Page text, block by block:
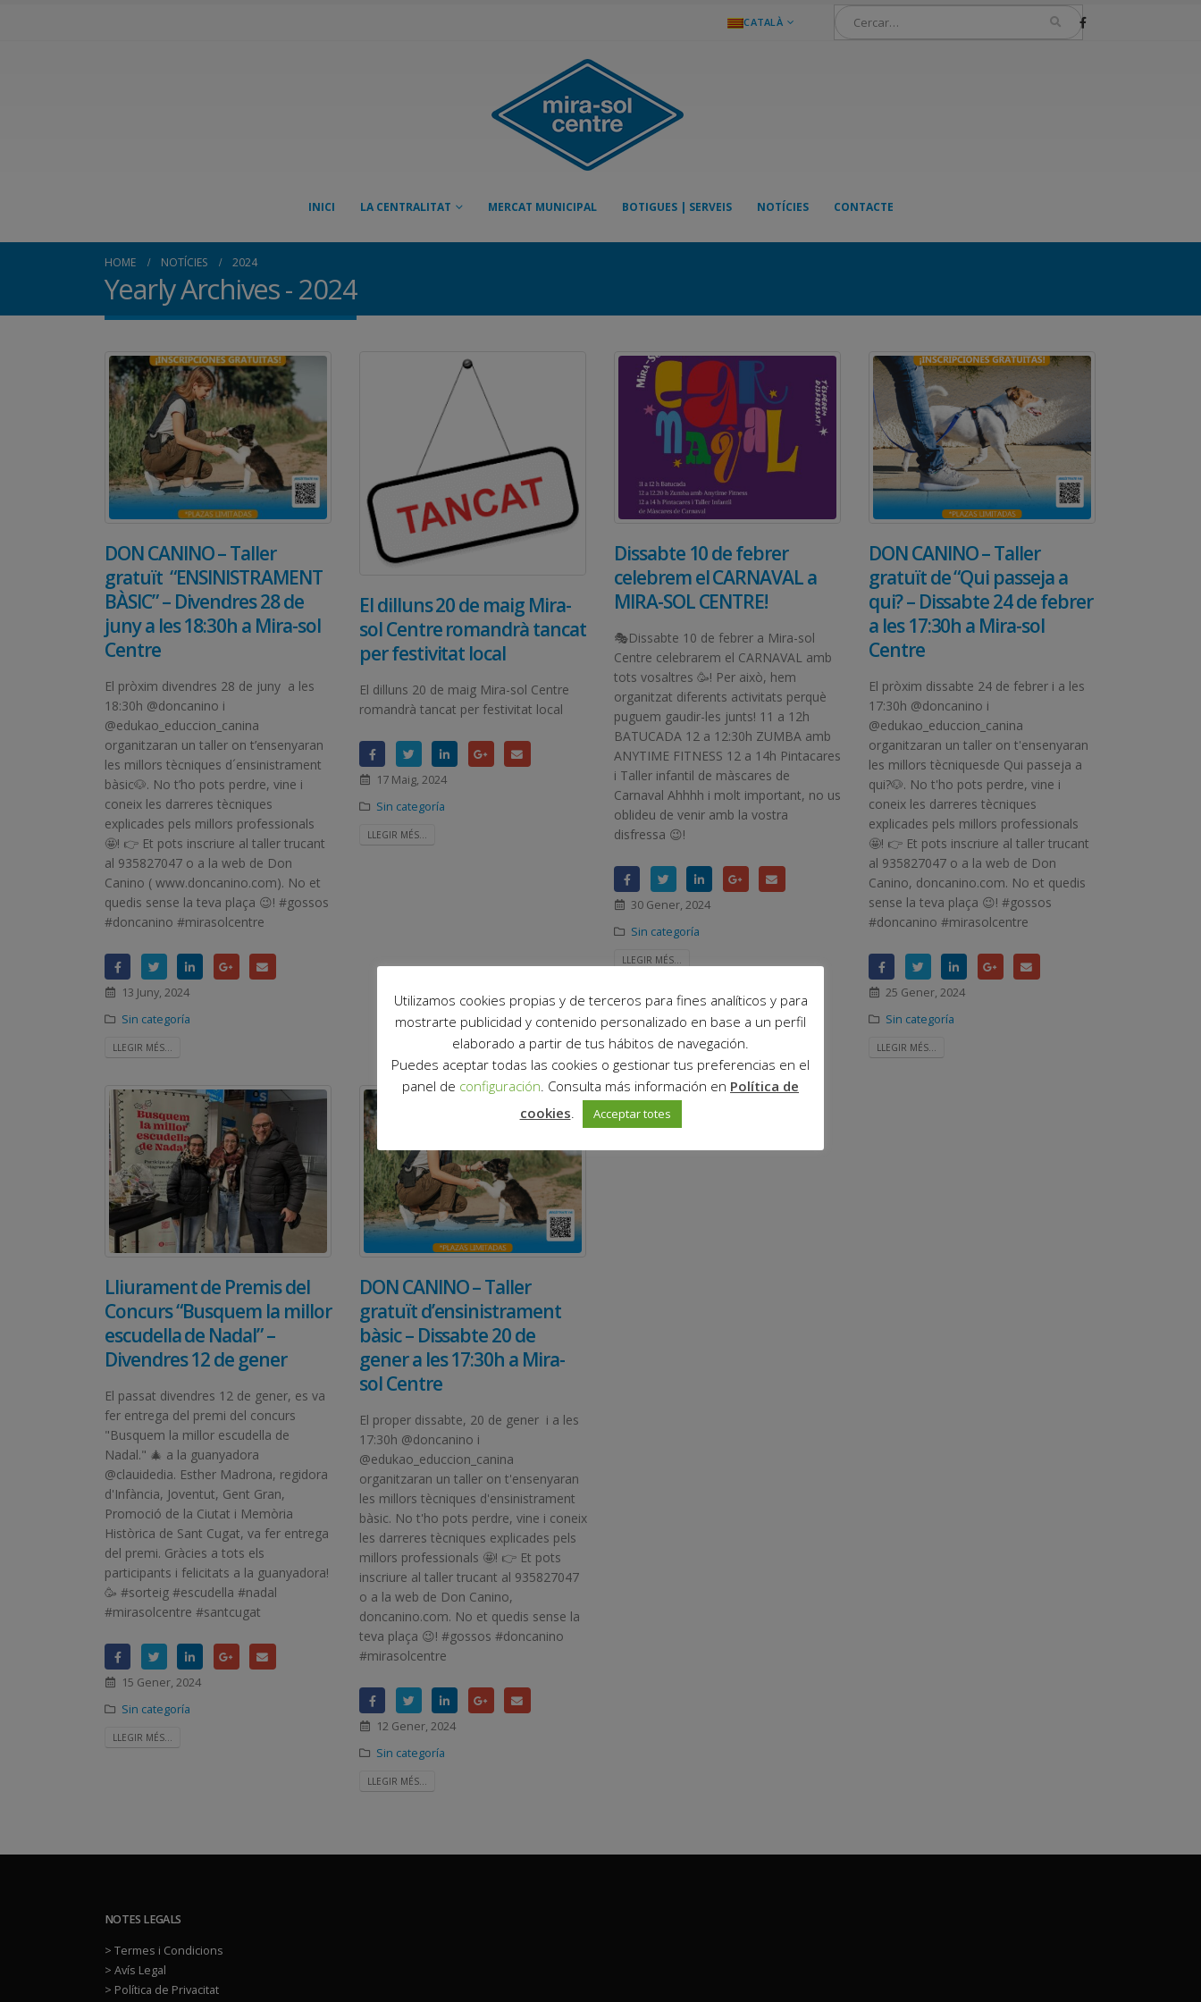
CATALÀ
INICI LA CENTRALITAT MERCAT MUNICIPAL BOTIGUES | SERVEIS NOTÍCIES CONTACTE
HOME NOTÍCIES 2024
Yearly Archives - 2024
DON CANINO – Taller
gratuït “ENSINISTRAMENT
BÀSIC” – Divendres 28 de
juny a les 18:30h a Mira-sol
Centre
El pròxim divendres 28 de juny a les
18:30h @doncanino i
@edukao_educcion_canina
organitzaran un taller on t’ensenyaran
les millors tècniques d´ensinistrament
bàsic🐶. No t’ho pots perdre, vine i
coneix les darreres tècniques
explicades pels millors professionals
🤩! 👉 Et pots inscriure al taller trucant
al 935827047 o a la web de Don
Canino ( www.doncanino.com). No et
quedis sense la teva plaça 😉! #gossos
#doncanino #mirasolcentre
13 Juny, 2024
Sin categoría
LLEGIR MÉS...
El dilluns 20 de maig Mira-
sol Centre romandrà tancat
per festivitat local
El dilluns 20 de maig Mira-sol Centre
romandrà tancat per festivitat local
17 Maig, 2024
Sin categoría
LLEGIR MÉS...
Dissabte 10 de febrer
celebrem el CARNAVAL a
MIRA-SOL CENTRE!
🎭Dissabte 10 de febrer a Mira-sol
Centre celebrarem el CARNAVAL amb
tots vosaltres 🥳! Per això, hem
organitzat diferents activitats perquè
puguem gaudir-les junts! 11 a 12h
BATUCADA 12 a 12:30h ZUMBA amb
ANYTIME FITNESS 12 a 14h Pintacares
i Taller infantil de màscares de
Carnaval Ahhhh i molt important, no us
oblideu de venir amb la vostra
disfressa 😉!
30 Gener, 2024
Sin categoría
LLEGIR MÉS...
DON CANINO – Taller
gratuït de “Qui passeja a
qui? – Dissabte 24 de febrer
a les 17:30h a Mira-sol
Centre
El pròxim dissabte 24 de febrer i a les
17:30h @doncanino i
@edukao_educcion_canina
organitzaran un taller on t'ensenyaran
les millors tècniquesde Qui passeja a
qui?🐶. No t'ho pots perdre, vine i
coneix les darreres tècniques
explicades pels millors professionals
🤩! 👉 Et pots inscriure al taller trucant
al 935827047 o a la web de Don
Canino, doncanino.com. No et quedis
sense la teva plaça 😉! #gossos
#doncanino #mirasolcentre
25 Gener, 2024
Sin categoría
LLEGIR MÉS...
Lliurament de Premis del
Concurs “Busquem la millor
escudella de Nadal” –
Divendres 12 de gener
El passat divendres 12 de gener, es va
fer entrega del premi del concurs
"Busquem la millor escudella de
Nadal." 🎄 a la guanyadora
@clauidedia. Esther Madrona, regidora
d'Infància, Joventut, Gent Gran,
Promoció de la Ciutat i Memòria
Històrica de Sant Cugat, va fer entrega
del premi. Gràcies a tots els
participants i felicitats a la guanyadora!
🥳 #sorteig #escudella #nadal
#mirasolcentre #santcugat
15 Gener, 2024
Sin categoría
LLEGIR MÉS...
DON CANINO – Taller
gratuït d’ensinistrament
bàsic – Dissabte 20 de
gener a les 17:30h a Mira-
sol Centre
El proper dissabte, 20 de gener i a les
17:30h @doncanino i
@edukao_educcion_canina
organitzaran un taller on t'ensenyaran
les millors tècniques d'ensinistrament
bàsic. No t'ho pots perdre, vine i coneix
les darreres tècniques explicades pels
millors professionals 🤩! 👉 Et pots
inscriure al taller trucant al 935827047
o a la web de Don Canino,
doncanino.com. No et quedis sense la
teva plaça 😉! #gossos #doncanino
#mirasolcentre
12 Gener, 2024
Sin categoría
LLEGIR MÉS...
NOTES LEGALS
> Termes i Condicions
> Avís Legal
> Política de Privacitat
Utilizamos cookies propias y de terceros para fines analíticos y para
mostrarte publicidad y contenido personalizado en base a un perfil
elaborado a partir de tus hábitos de navegación.
Puedes aceptar todas las cookies o gestionar tus preferencias en el
panel de configuración . Consulta más información en Política de
cookies
Acceptar totes